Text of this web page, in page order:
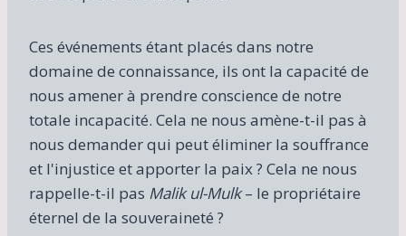
Ces événements étant placés dans notre
domaine de connaissance, ils ont la capacité de
nous amener à prendre conscience de notre
totale incapacité. Cela ne nous amène-t-il pas à
nous demander qui peut éliminer la souffrance
et l'injustice et apporter la paix ? Cela ne nous
rappelle-t-il pas Malik ul-Mulk– le propriétaire
éternel de la souveraineté ?